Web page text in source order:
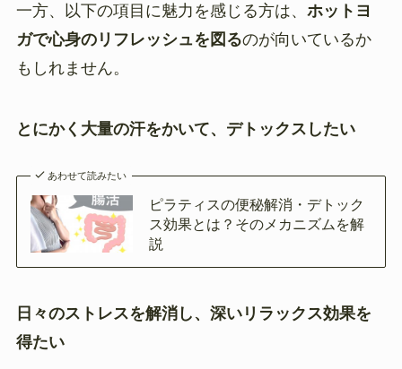
一方、以下の項目に魅力を感じる方は、 ホットヨ
ガで心身のリフレッシュを図るのが向いているか
もしれません。
とにかく大量の汗をかいて、デトックスしたい
あわせて読みたい
ピラティスの便秘解消・デトック
ス効果とは？そのメカニズムを解
説
日々のストレスを解消し、深いリラックス効果を
得たい